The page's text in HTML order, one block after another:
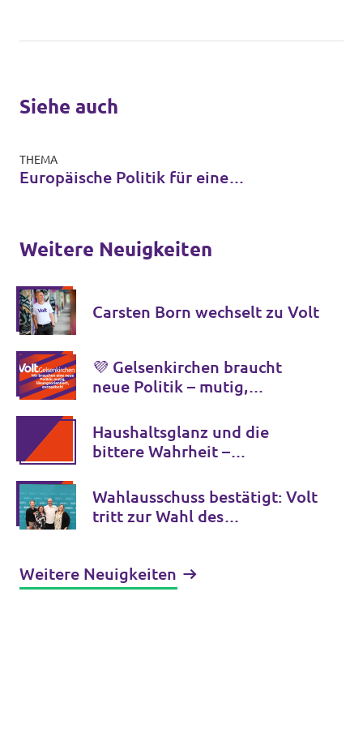
Siehe auch
THEMA
Europäische Politik für eine
Weitere Neuigkeiten
Carsten Born wechselt zu Volt
💜 Gelsenkirchen braucht
neue Politik – mutig,
Haushaltsglanz und die
bittere Wahrheit –
sofort aufgeklärt werden
Wahlausschuss bestätigt: Volt
tritt zur Wahl des
Weitere Neuigkeiten